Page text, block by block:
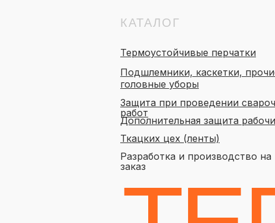
КАТАЛОГ
Термоустойчивые перчатки
Подшлемники, каскетки,
головные уборы
Защита при проведении
работ
Дополнительная защита
Ткацких цех (ленты)
Разработка и производство на
заказ